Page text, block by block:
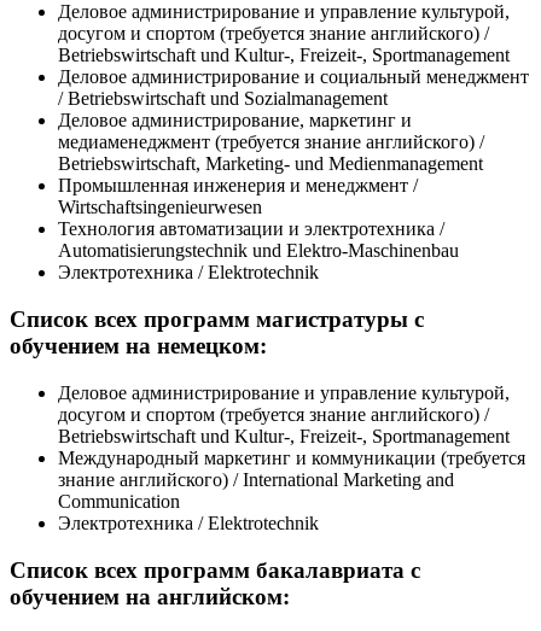
Деловое администрирование и управление культурой,
досугом и спортом (требуется знание английского) /
Betriebswirtschaft und Kultur-, Freizeit-, Sportmanagement
Деловое администрирование и социальный менеджмент
/ Betriebswirtschaft und Sozialmanagement
Деловое администрирование, маркетинг и
медиаменеджмент (требуется знание английского) /
Betriebswirtschaft, Marketing- und Medienmanagement
Промышленная инженерия и менеджмент /
Wirtschaftsingenieurwesen
Технология автоматизации и электротехника /
Automatisierungstechnik und Elektro-Maschinenbau
Электротехника / Elektrotechnik
Список всех программ магистратуры с
обучением на немецком:
Деловое администрирование и управление культурой,
досугом и спортом (требуется знание английского) /
Betriebswirtschaft und Kultur-, Freizeit-, Sportmanagement
Международный маркетинг и коммуникации (требуется
знание английского) / International Marketing and
Communication
Электротехника / Elektrotechnik
Список всех программ бакалавриата с
обучением на английском: